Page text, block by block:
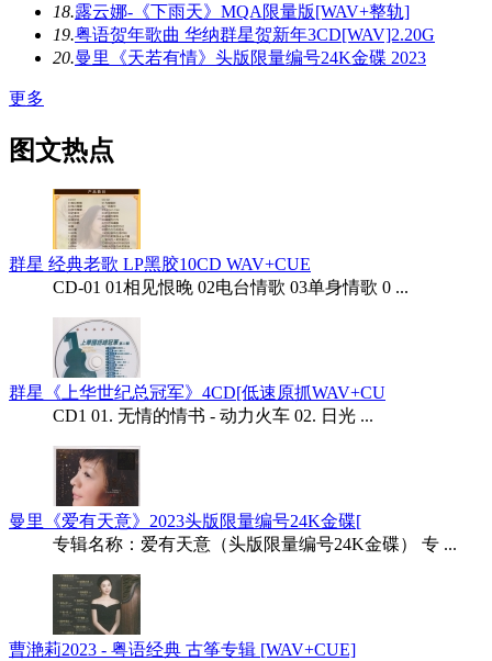
18.露云娜-《下雨天》MQA限量版[WAV+整轨]
19.粤语贺年歌曲 华纳群星贺新年3CD[WAV]2.20G
20.曼里《天若有情》头版限量编号24K金碟 2023
更多
图文热点
群星 经典老歌 LP黑胶10CD WAV+CUE
CD-01 01相见恨晚 02电台情歌 03单身情歌 0 ...
群星《上华世纪总冠军》4CD[低速原抓WAV+CU
CD1 01. 无情的情书 - 动力火车 02. 日光 ...
曼里《爱有天意》2023头版限量编号24K金碟[
专辑名称：爱有天意（头版限量编号24K金碟） 专 ...
曹滟莉2023 - 粤语经典 古筝专辑 [WAV+CUE]